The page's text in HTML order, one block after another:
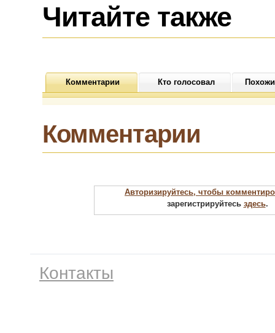
Читайте также
Комментарии Кто голосовал
Комментарии
Авторизируйтесь, чтобы
зарегистрируйтесь здесь.
Контакты